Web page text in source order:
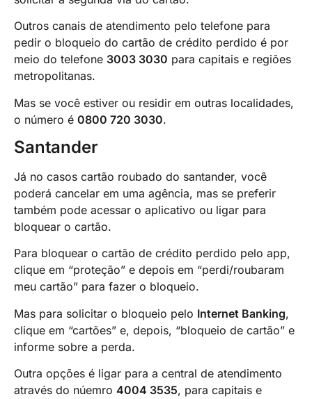
Outros canais de atendimento pelo telefone para
pedir o bloqueio do cartão de crédito perdido é por
meio do telefone 3003 3030 para capitais e regiões
metropolitanas.
Mas se você estiver ou residir em outras localidades,
o número é 0800 720 3030.
Santander
Já no casos cartão roubado do santander, você
poderá cancelar em uma agência, mas se preferir
também pode acessar o aplicativo ou ligar para
bloquear o cartão.
Para bloquear o cartão de crédito perdido pelo app,
clique em “proteção” e depois em “perdi/roubaram
meu cartão” para fazer o bloqueio.
Mas para solicitar o bloqueio pelo Internet Banking,
clique em “cartões” e, depois, “bloqueio de cartão” e
informe sobre a perda.
Outra opções é ligar para a central de atendimento
através do núemro 4004 3535, para capitais e